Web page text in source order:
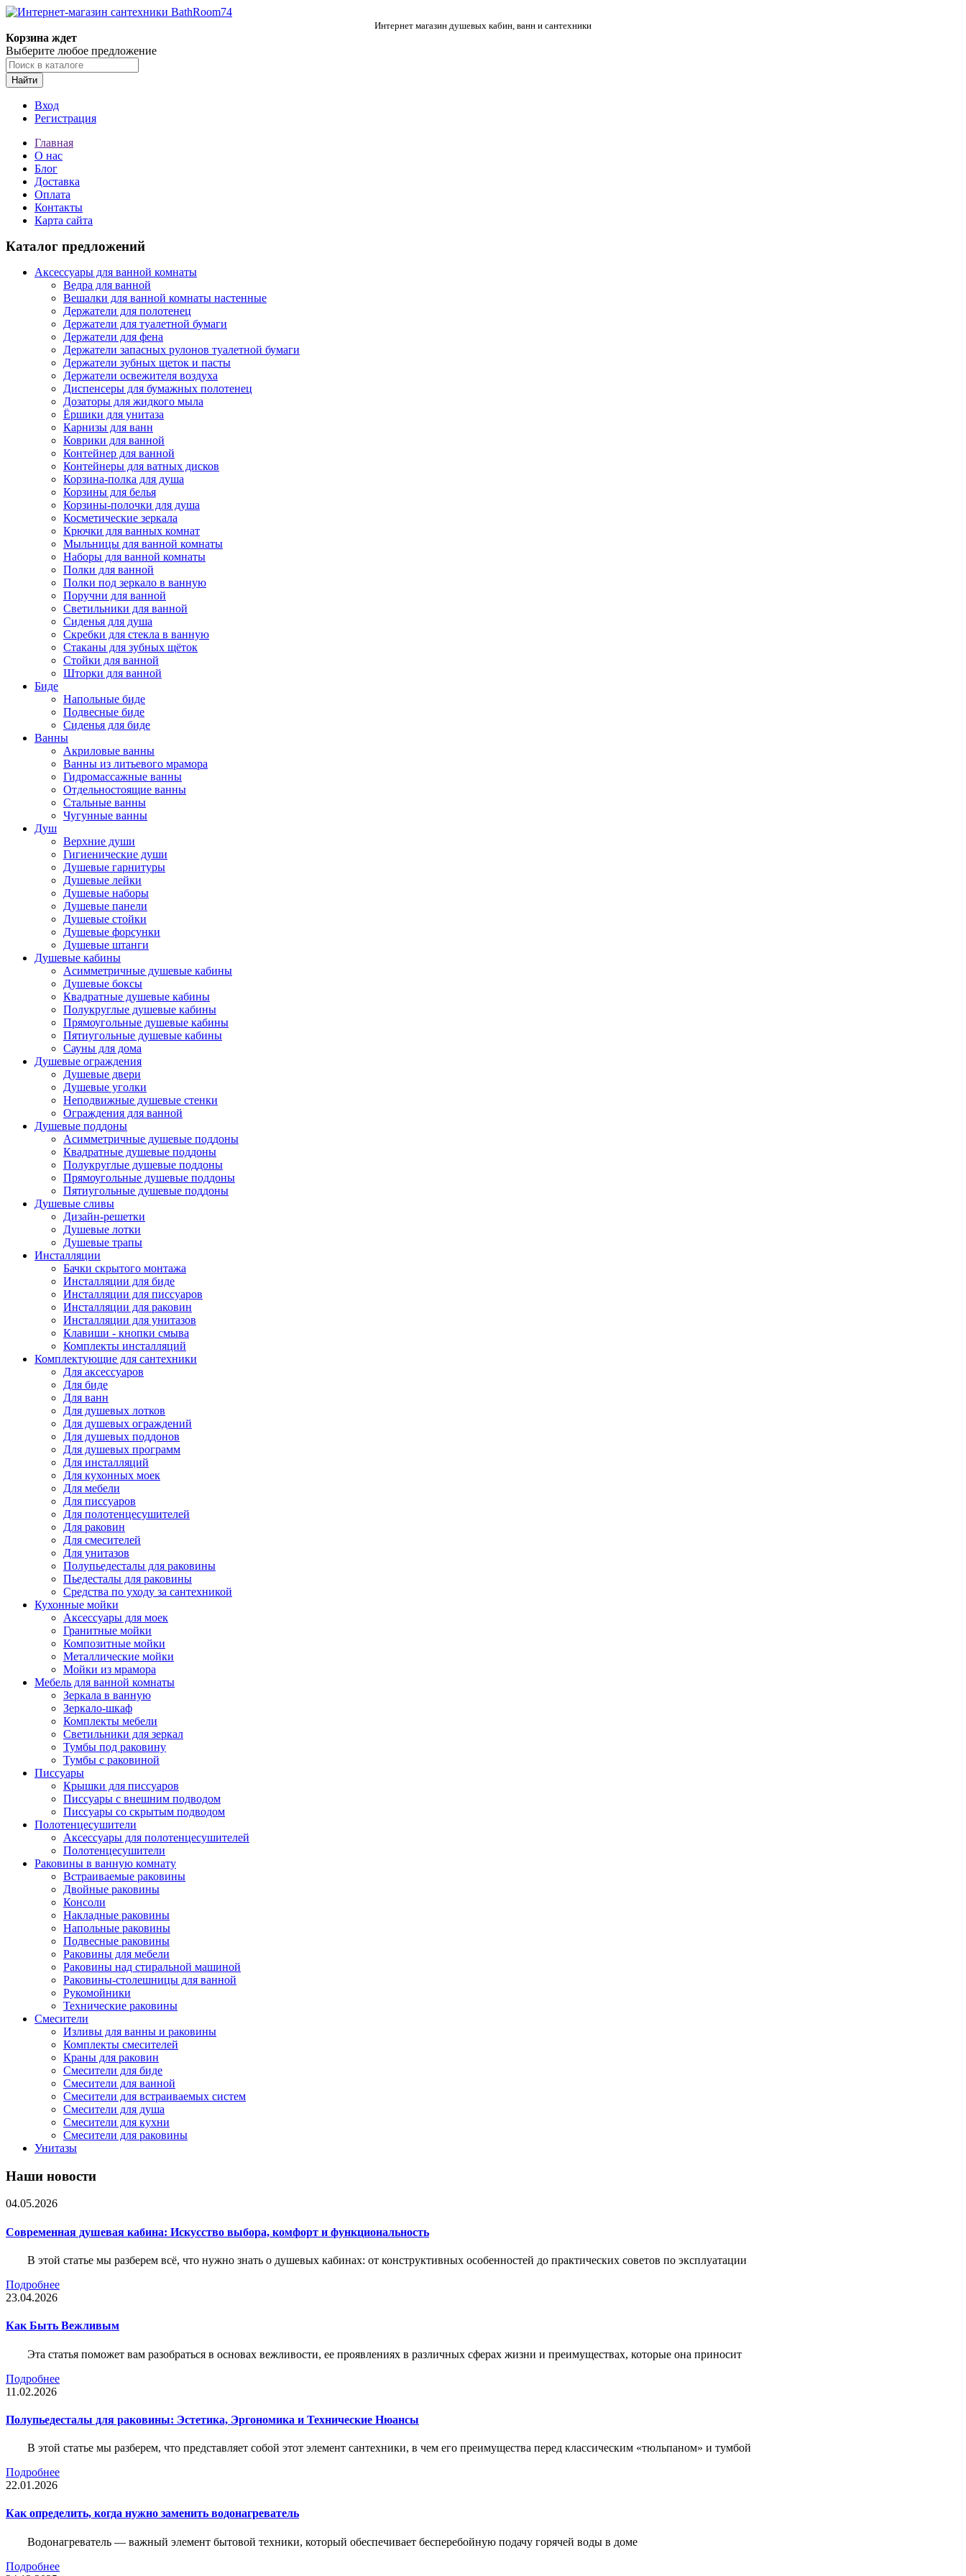
Интернет магазин душевых кабин, ванн и сантехники
Корзина ждет
Выберите любое предложение
Найти
Вход
Регистрация
Главная
О нас
Блог
Доставка
Оплата
Контакты
Карта сайта
Каталог предложений
Аксессуары для ванной комнаты
Ведра для ванной
Вешалки для ванной комнаты настенные
Держатели для полотенец
Держатели для туалетной бумаги
Держатели для фена
Держатели запасных рулонов туалетной бумаги
Держатели зубных щеток и пасты
Держатели освежителя воздуха
Диспенсеры для бумажных полотенец
Дозаторы для жидкого мыла
Ёршики для унитаза
Карнизы для ванн
Коврики для ванной
Контейнер для ванной
Контейнеры для ватных дисков
Корзина-полка для душа
Корзины для белья
Корзины-полочки для душа
Косметические зеркала
Крючки для ванных комнат
Мыльницы для ванной комнаты
Наборы для ванной комнаты
Полки для ванной
Полки под зеркало в ванную
Поручни для ванной
Светильники для ванной
Сиденья для душа
Скребки для стекла в ванную
Стаканы для зубных щёток
Стойки для ванной
Шторки для ванной
Биде
Напольные биде
Подвесные биде
Сиденья для биде
Ванны
Акриловые ванны
Ванны из литьевого мрамора
Гидромассажные ванны
Отдельностоящие ванны
Стальные ванны
Чугунные ванны
Душ
Верхние души
Гигиенические души
Душевые гарнитуры
Душевые лейки
Душевые наборы
Душевые панели
Душевые стойки
Душевые форсунки
Душевые штанги
Душевые кабины
Асимметричные душевые кабины
Душевые боксы
Квадратные душевые кабины
Полукруглые душевые кабины
Прямоугольные душевые кабины
Пятиугольные душевые кабины
Сауны для дома
Душевые ограждения
Душевые двери
Душевые уголки
Неподвижные душевые стенки
Ограждения для ванной
Душевые поддоны
Асимметричные душевые поддоны
Квадратные душевые поддоны
Полукруглые душевые поддоны
Прямоугольные душевые поддоны
Пятиугольные душевые поддоны
Душевые сливы
Дизайн-решетки
Душевые лотки
Душевые трапы
Инсталляции
Бачки скрытого монтажа
Инсталляции для биде
Инсталляции для писсуаров
Инсталляции для раковин
Инсталляции для унитазов
Клавиши - кнопки смыва
Комплекты инсталляций
Комплектующие для сантехники
Для аксессуаров
Для биде
Для ванн
Для душевых лотков
Для душевых ограждений
Для душевых поддонов
Для душевых программ
Для инсталляций
Для кухонных моек
Для мебели
Для писсуаров
Для полотенцесушителей
Для раковин
Для смесителей
Для унитазов
Полупьедесталы для раковины
Пьедесталы для раковины
Средства по уходу за сантехникой
Кухонные мойки
Аксессуары для моек
Гранитные мойки
Композитные мойки
Металлические мойки
Мойки из мрамора
Мебель для ванной комнаты
Зеркала в ванную
Зеркало-шкаф
Комплекты мебели
Светильники для зеркал
Тумбы под раковину
Тумбы с раковиной
Писсуары
Крышки для писсуаров
Писсуары с внешним подводом
Писсуары со скрытым подводом
Полотенцесушители
Аксессуары для полотенцесушителей
Полотенцесушители
Раковины в ванную комнату
Встраиваемые раковины
Двойные раковины
Консоли
Накладные раковины
Напольные раковины
Подвесные раковины
Раковины для мебели
Раковины над стиральной машиной
Раковины-столешницы для ванной
Рукомойники
Технические раковины
Смесители
Изливы для ванны и раковины
Комплекты смесителей
Краны для раковин
Смесители для биде
Смесители для ванной
Смесители для встраиваемых систем
Смесители для душа
Смесители для кухни
Смесители для раковины
Унитазы
Наши новости
04.05.2026
Современная душевая кабина: Искусство выбора, комфорт и функциональность
В этой статье мы разберем всё, что нужно знать о душевых кабинах: от конструктивных особенностей до практических советов по эксплуатации
Подробнее
23.04.2026
Как Быть Вежливым
Эта статья поможет вам разобраться в основах вежливости, ее проявлениях в различных сферах жизни и преимуществах, которые она приносит
Подробнее
11.02.2026
Полупьедесталы для раковины: Эстетика, Эргономика и Технические Нюансы
В этой статье мы разберем, что представляет собой этот элемент сантехники, в чем его преимущества перед классическим «тюльпаном» и тумбой
Подробнее
22.01.2026
Как определить, когда нужно заменить водонагреватель
Водонагреватель — важный элемент бытовой техники, который обеспечивает бесперебойную подачу горячей воды в доме
Подробнее